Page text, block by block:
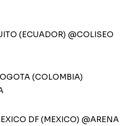
(ECUADOR) @COLISEO
(COLOMBIA)
DF (MEXICO) @ARENA